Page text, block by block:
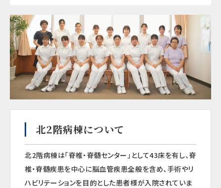
北2階病棟について
北2階病棟は「脊椎・脊髄センター」として43床を有し、脊
椎・脊髄疾患を中心に脳血管疾患全般を含め、手術やリ
ハビリテーションを目的とした患者様が入院されていま